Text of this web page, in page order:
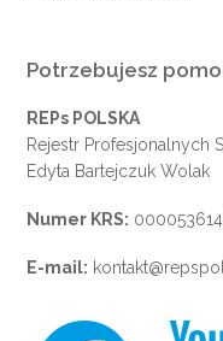
Potrzebujesz
REPs POLSKA
Rejestr Profesjonalnych
Edyta Bartejczuk Wolak
Numer KRS:
E-mail: